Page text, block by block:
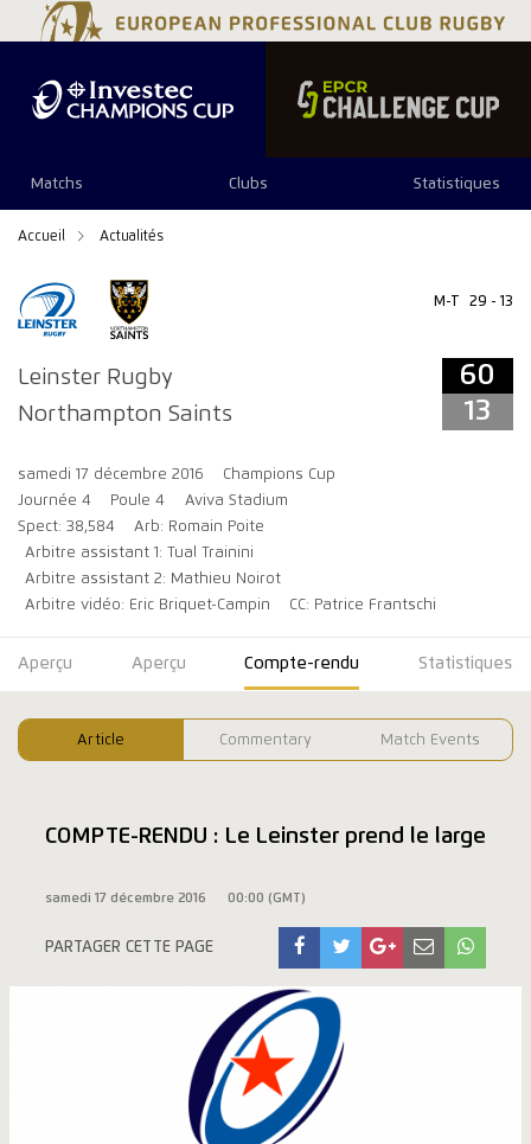
Matchs Clubs Statistiques
Accueil Actualités
Leinster Rugby
Northampton Saints
M-T 29 - 13
60
13
samedi 17 décembre 2016
Champions Cup
Journée 4
Poule 4
Aviva Stadium
Spect: 38,584
Arb: Romain Poite
Arbitre assistant 1: Tual Trainini
Arbitre assistant 2: Mathieu Noirot
Arbitre vidéo: Eric Briquet-Campin
CC: Patrice Frantschi
60 13
Aperçu Aperçu Compte-rendu Statistiques
Article Commentary Match Events
COMPTE-RENDU : Le Leinster prend le large
samedi 17 décembre 2016 00:00 (GMT)
PARTAGER CETTE PAGE